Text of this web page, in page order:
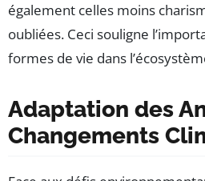
également celles moins
oubliées. Ceci souligne
formes de vie dans
Adaptation des
Changements